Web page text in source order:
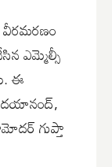
ఎమ్మెల్సీ
ఈ
దయానంద్,
గుప్తా